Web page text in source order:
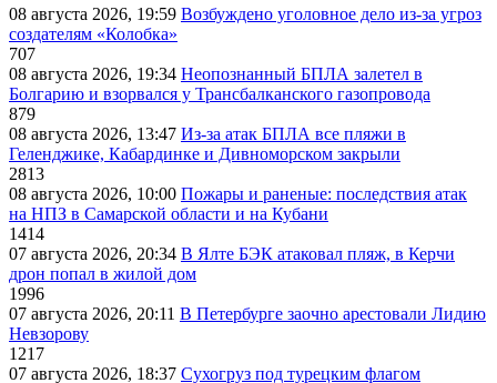
08 августа 2026, 19:59 Возбуждено уголовное дело из-за угроз
создателям «Колобка»
707
08 августа 2026, 19:34 Неопознанный БПЛА залетел в
Болгарию и взорвался у Трансбалканского газопровода
879
08 августа 2026, 13:47 Из-за атак БПЛА все пляжи в
Геленджике, Кабардинке и Дивноморском закрыли
2813
08 августа 2026, 10:00 Пожары и раненые: последствия атак
на НПЗ в Самарской области и на Кубани
1414
07 августа 2026, 20:34 В Ялте БЭК атаковал пляж, в Керчи
дрон попал в жилой дом
1996
07 августа 2026, 20:11 В Петербурге заочно арестовали Лидию
Невзорову
1217
07 августа 2026, 18:37 Сухогруз под турецким флагом